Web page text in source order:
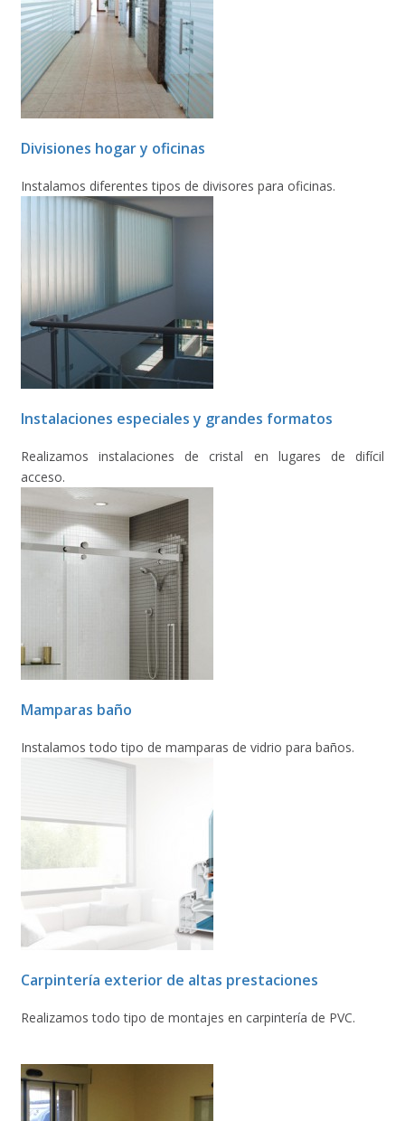
Divisiones hogar y oficinas
Instalamos diferentes tipos de divisores para oficinas.
Instalaciones especiales y grandes formatos
Realizamos instalaciones de cristal en lugares de difícil
acceso.
Mamparas baño
Instalamos todo tipo de mamparas de vidrio para baños.
Carpintería exterior de altas prestaciones
Realizamos todo tipo de montajes en carpintería de PVC.